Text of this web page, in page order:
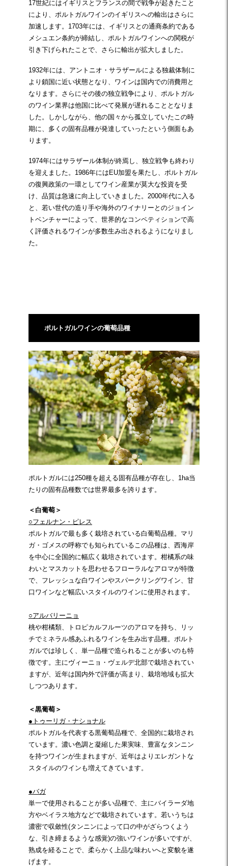
17世紀にはイギリスとフランスの間で戦争が起きたこと
により、ポルトガルワインのイギリスへの輸出はさらに
加速します。1703年には、イギリスとの通商条約である
メシュエン条約が締結し、ポルトガルワインへの関税が
引き下げられたことで、さらに輸出が拡大しました。
1932年には、アントニオ・サラザールによる独裁体制に
より鎖国に近い状態となり、ワインは国内での消費用と
なります。さらにその後の独立戦争により、ポルトガル
のワイン業界は他国に比べて発展が遅れることとなりま
した。しかしながら、他の国々から孤立していたこの時
期に、多くの固有品種が発達していったという側面もあ
ります。
1974年にはサラザール体制が終焉し、独立戦争も終わり
を迎えました。1986年にはEU加盟を果たし、ポルトガル
の復興政策の一環としてワイン産業が莫大な投資を受
け、品質は急速に向上していきました。2000年代に入る
と、若い世代の造り手や海外のワイナリーとのジョイン
トベンチャーによって、世界的なコンペティションで高
く評価されるワインが多数生み出されるようになりまし
た。
ポルトガルワインの葡萄品種
ポルトガルには250種を超える固有品種が存在し、1ha当
たりの固有品種数では世界最多を誇ります。
＜白葡萄＞
○フェルナン・ピレス
ポルトガルで最も多く栽培されている白葡萄品種。マリ
ガ・ゴメスの呼称でも知られているこの品種は、西海岸
を中心に全国的に幅広く栽培されています。柑橘系の味
わいとマスカットを思わせるフローラルなアロマが特徴
で、フレッシュな白ワインやスパークリングワイン、甘
口ワインなど幅広いスタイルのワインに使用されます。
○アルバリーニョ
桃や柑橘類、トロピカルフルーツのアロマを持ち、リッ
チでミネラル感あふれるワインを生み出す品種。ポルト
ガルでは珍しく、単一品種で造られることが多いのも特
徴です。主にヴィーニョ・ヴェルデ北部で栽培されてい
ますが、近年は国内外で評価が高まり、栽培地域も拡大
しつつあります。
＜黒葡萄＞
●トゥーリガ・ナショナル
ポルトガルを代表する黒葡萄品種で、全国的に栽培され
ています。濃い色調と凝縮した果実味、豊富なタンニン
を持つワインが生まれますが、近年はよりエレガントな
スタイルのワインも増えてきています。
●バガ
単一で使用されることが多い品種で、主にバイラーダ地
方やベイラス地方などで栽培されています。若いうちは
濃密で収斂性(タンニンによって口の中がざらつくよう
な、引き締まるような感覚)の強いワインが多いですが、
熟成を経ることで、柔らかく上品な味わいへと変貌を遂
げます。